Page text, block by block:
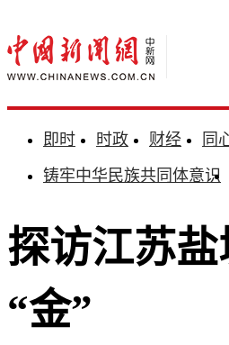
即时 时政 财经 同
铸牢中华民族共同体意识
探访江苏
“金”